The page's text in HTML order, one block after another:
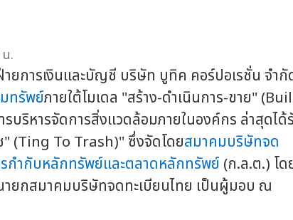
.
ยการเงินและบัญชี บริษัท บูทิค คอร์ปอเรชั่น จำกั
ทรัพย์ภายใต้โมเดล "สร้าง-ดำเนินการ-ขาย"
บริหารจัดการสิ่งแวดล้อมภายในองค์กร ล่าสุดได้
" (Ting To Trash)" ซึ่งจัดโดยสมาคมบริษัทจด
กำกับหลักทรัพย์และตลาดหลักทรัพย์ (ก.ล.ต.) โด
ยกสมาคมบริษัทจดทะเบียนไทย เป็นผู้มอบ ณ